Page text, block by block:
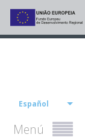
Español
Menú